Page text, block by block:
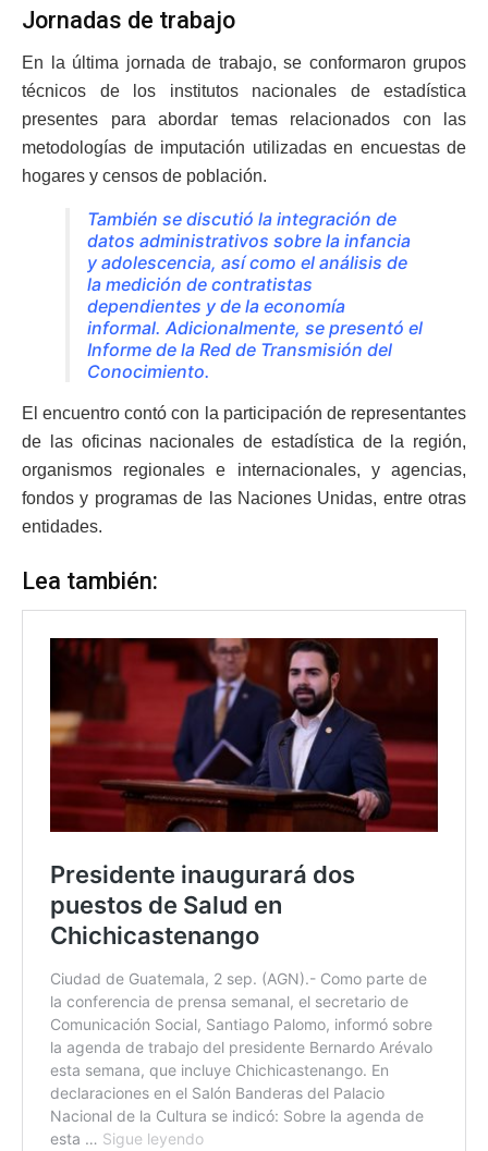
Jornadas de trabajo
En la última jornada de trabajo, se conformaron grupos
técnicos de los institutos nacionales de estadística
presentes para abordar temas relacionados con las
metodologías de imputación utilizadas en encuestas de
hogares y censos de población.
También se discutió la integración de
datos administrativos sobre la infancia
y adolescencia, así como el análisis de
la medición de contratistas
dependientes y de la economía
informal. Adicionalmente, se presentó el
Informe de la Red de Transmisión del
Conocimiento.
El encuentro contó con la participación de representantes
de las oficinas nacionales de estadística de la región,
organismos regionales e internacionales, y agencias,
fondos y programas de las Naciones Unidas, entre otras
entidades.
Lea también: